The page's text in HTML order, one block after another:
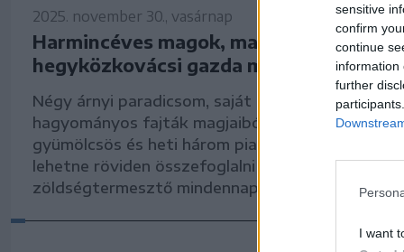
sensitive
confirm
continue
information
further
I want
2025. november 30., vasárnap
Harmincéves magok, mai ízek – egy
hegyközkovácsi gazda mindennapjai a
Négy árnyi paradicsom, saját nevelésű palánták,
hagyományos fajták magjaiból szaporított
gyümölcsös és heti három piacozás Nagyváradon
lehetne röviden összefoglalni Bódis Imre
zöldségtermesztő mindennapjait.